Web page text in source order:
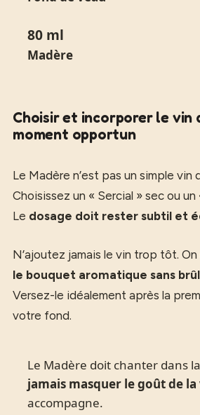
80 ml
Madère
Choisir et incorporer le vin
moment opportun
Le Madère n’est pas un simple vin
Choisissez un « Sercial » sec ou un
Le dosage doit rester subtil et
N’ajoutez jamais le vin trop tôt. On
le bouquet aromatique sans
Versez-le idéalement après la
votre fond.
Le Madère doit chanter dans
jamais masquer le goût de
accompagne.